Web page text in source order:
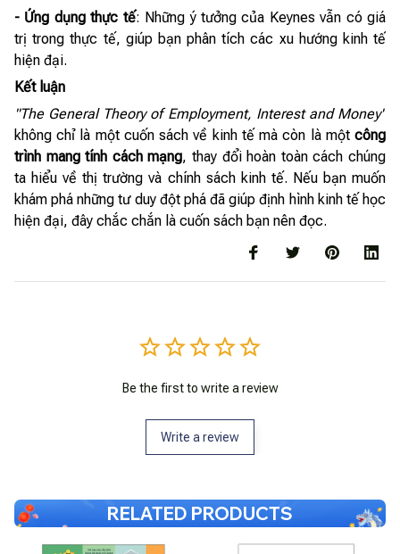
- Ứng dụng thực tế: Những ý tưởng của Keynes vẫn có giá
trị trong thực tế, giúp bạn phân tích các xu hướng kinh tế
hiện đại.
Kết luận
"The General Theory of Employment, Interest and Money"
không chỉ là một cuốn sách về kinh tế mà còn là một công
trình mang tính cách mạng, thay đổi hoàn toàn cách chúng
ta hiểu về thị trường và chính sách kinh tế. Nếu bạn muốn
khám phá những tư duy đột phá đã giúp định hình kinh tế học
hiện đại, đây chắc chắn là cuốn sách bạn nên đọc.
Be the first to write a review
Write a review
RELATED PRODUCTS